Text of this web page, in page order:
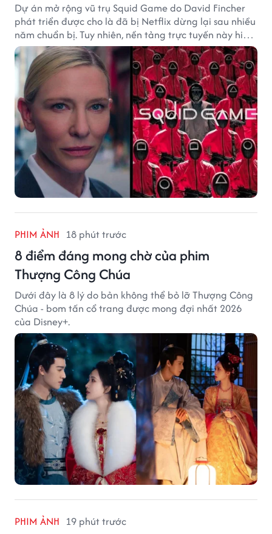
Dự án mở rộng vũ trụ Squid Game do David Fincher
phát triển được cho là đã bị Netflix dừng lại sau nhiều
năm chuẩn bị. Tuy nhiên, nền tảng trực tuyến này hiện
vẫn chưa đưa ra thông báo chính thức.
PHIM ẢNH 18 phút trước
8 điểm đáng mong chờ của phim
Thượng Công Chúa
Dưới đây là 8 lý do bản không thể bỏ lỡ Thượng Công
Chúa - bom tấn cổ trang được mong đợi nhất 2026
của Disney+.
PHIM ẢNH 19 phút trước